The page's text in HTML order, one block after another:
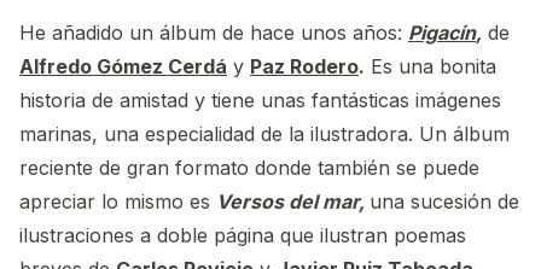
He añadido un álbum de hace unos años: Pigacín, de
Alfredo Gómez Cerdá y Paz Rodero. Es una bonita
historia de amistad y tiene unas fantásticas imágenes
marinas, una especialidad de la ilustradora. Un álbum
reciente de gran formato donde también se puede
apreciar lo mismo es Versos del mar, una sucesión de
ilustraciones a doble página que ilustran poemas